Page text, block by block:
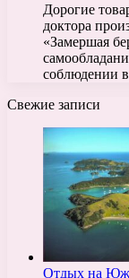
Дорогие
доктора
«Замершая
соблюдении
Свежие записи
Отдых на